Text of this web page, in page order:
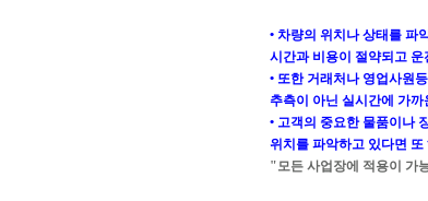
• 차량의 위치나 상태를 파
시간과 비용이 절약되고
• 또한 거래처나 영업사원
추측이 아닌 실시간에 가
• 고객의 중요한 물품이나
위치를 파악하고 있다면
"모든 사업장에 적용이 가